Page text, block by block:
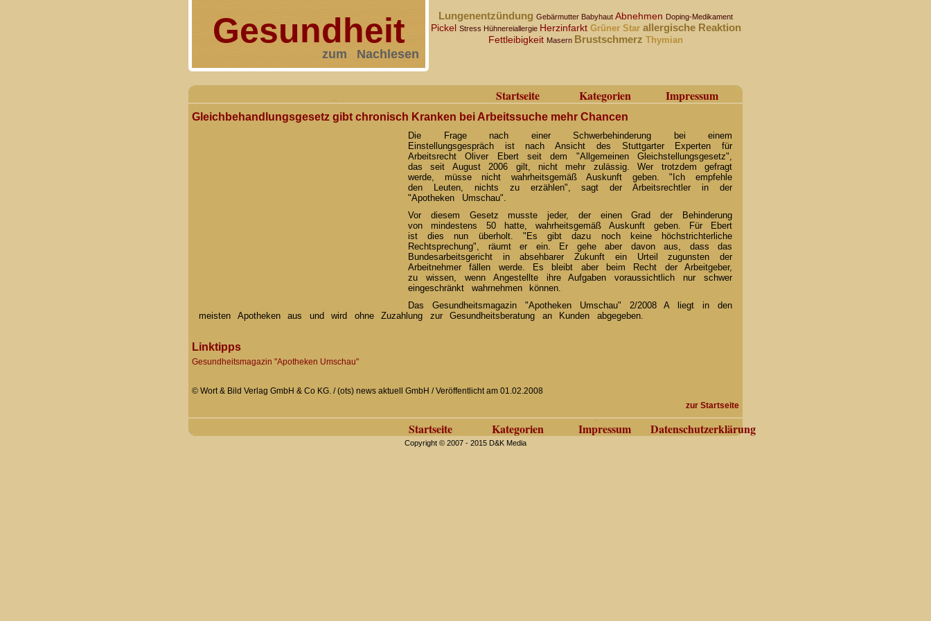
Gesundheit
zum Nachlesen
Lungenentzündung Gebärmutter Babyhaut Abnehmen Doping-Medikament
Pickel Stress Hühnereiallergie Herzinfarkt Grüner Star allergische Reaktion
Fettleibigkeit Masern Brustschmerz Thymian
Startseite Kategorien Impressum
Gleichbehandlungsgesetz gibt chronisch Kranken bei Arbeitssuche mehr Chancen
Die Frage nach einer Schwerbehinderung bei einem
Einstellungsgespräch ist nach Ansicht des Stuttgarter Experten für
Arbeitsrecht Oliver Ebert seit dem "Allgemeinen Gleichstellungsgesetz",
das seit August 2006 gilt, nicht mehr zulässig. Wer trotzdem gefragt
werde, müsse nicht wahrheitsgemäß Auskunft geben. "Ich empfehle
den Leuten, nichts zu erzählen", sagt der Arbeitsrechtler in der
"Apotheken Umschau".
Vor diesem Gesetz musste jeder, der einen Grad der Behinderung
von mindestens 50 hatte, wahrheitsgemäß Auskunft geben. Für Ebert
ist dies nun überholt. "Es gibt dazu noch keine höchstrichterliche
Rechtsprechung", räumt er ein. Er gehe aber davon aus, dass das
Bundesarbeitsgericht in absehbarer Zukunft ein Urteil zugunsten der
Arbeitnehmer fällen werde. Es bleibt aber beim Recht der Arbeitgeber,
zu wissen, wenn Angestellte ihre Aufgaben voraussichtlich nur schwer
eingeschränkt wahrnehmen können.
Das Gesundheitsmagazin "Apotheken Umschau" 2/2008 A liegt in den
meisten Apotheken aus und wird ohne Zuzahlung zur Gesundheitsberatung an Kunden abgegeben.
Linktipps
Gesundheitsmagazin "Apotheken Umschau"
© Wort & Bild Verlag GmbH & Co KG. / (ots) news aktuell GmbH / Veröffentlicht am 01.02.2008
zur Startseite
Startseite Kategorien Impressum Datenschutzerklärung
Copyright © 2007 - 2015 D&K Media